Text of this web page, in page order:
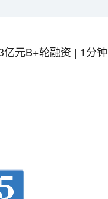
元B+轮融资 | 1分